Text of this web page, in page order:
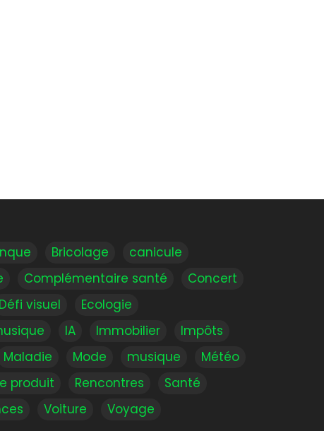
Bricolage
canicule
Complémentaire santé
Concert
Défi visuel
Ecologie
IA Immobilier
Impôts
Maladie Mode musique
Météo
produit Rencontres
Santé
Voiture Voyage